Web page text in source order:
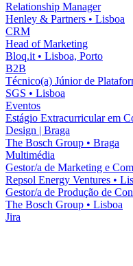
Relationship Manager
Henley & Partners • Lisboa
CRM
Head of Marketing
Bloq.it • Lisboa, Porto
B2B
Técnico(a) Júnior de
SGS • Lisboa
Eventos
Estágio Extracurricular em
Design | Braga
The Bosch Group • Braga
Multimédia
Gestor/a de Marketing e
Repsol Energy Ventures •
Gestor/a de Produção de
The Bosch Group • Lisboa
Jira